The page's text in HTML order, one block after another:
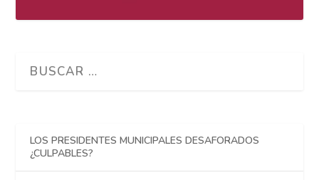
LOS PRESIDENTES MUNICIPALES DESAFORADOS
¿CULPABLES?